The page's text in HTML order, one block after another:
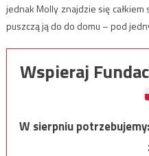
jednak Molly znajdzie się
puszczą ją do do domu – pod
Wspieraj
W sierpniu potrzebujemy: